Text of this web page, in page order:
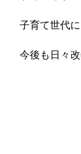
子育て世代
今後も日々